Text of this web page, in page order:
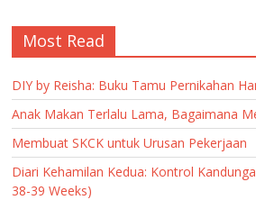
Most Read
DIY by Reisha: Buku Tamu Pernikahan
Anak Makan Terlalu Lama, Bagaimana
Membuat SKCK untuk Urusan Pekerjaan
Diari Kehamilan Kedua: Kontrol
38-39 Weeks)